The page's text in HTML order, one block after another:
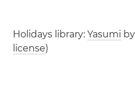
Holidays library:Yasumi by
license)